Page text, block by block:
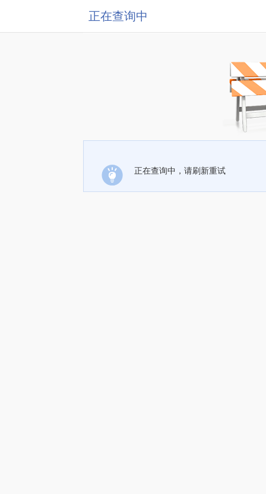
正在查询中
正在查询中，请刷新重试